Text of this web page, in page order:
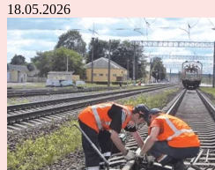
18.05.2026